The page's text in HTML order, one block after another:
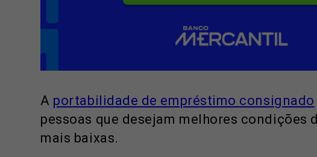
A portabilidade de empréstimo consignado
pessoas que desejam melhores condições
mais baixas.